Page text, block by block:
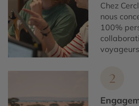
Chez
nous
100%
2